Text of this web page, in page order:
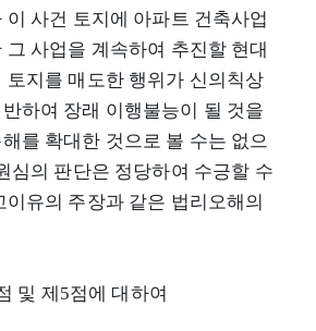
사건 토지에 아파트 건축사업
그 사업을 계속하여 추진할 현대
토지를 매도한 행위가 신의칙상
하여 장래 이행불능이 될 것을
를 확대한 것으로 볼 수는 없으
심의 판단은 정당하여 수긍할 수
이유의 주장과 같은 법리오해의
및 제5점에 대하여